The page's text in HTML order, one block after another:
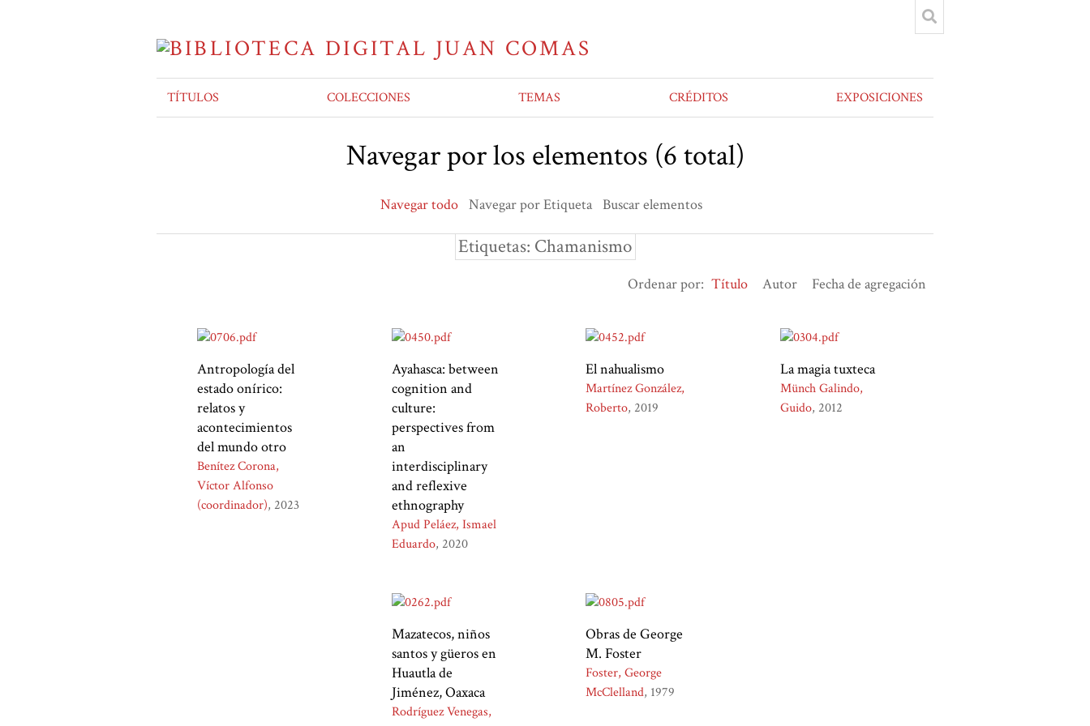
TÍTULOS COLECCIONES TEMAS CRÉDITOS EXPOSICIONES
Navegar por los elementos (6 total)
Navegar todo Navegar por Etiqueta Buscar elementos
Etiquetas: Chamanismo
Ordenar por: Título Autor Fecha de agregación
Antropología del
estado onírico:
relatos y
acontecimientos
del mundo otro
Benítez Corona,
Víctor Alfonso
(coordinador) 2023
Ayahasca: between
cognition and
culture:
perspectives from
an
interdisciplinary
and reflexive
ethnography
Apud Peláez, Ismael
Eduardo 2020
El nahualismo
Martínez González,
Roberto 2019
La magia tuxteca
Münch Galindo,
Guido 2012
Mazatecos, niños
santos y güeros en
Huautla de
Jiménez, Oaxaca
Rodríguez Venegas,
Obras de George
M. Foster
Foster, George
McClelland 1979